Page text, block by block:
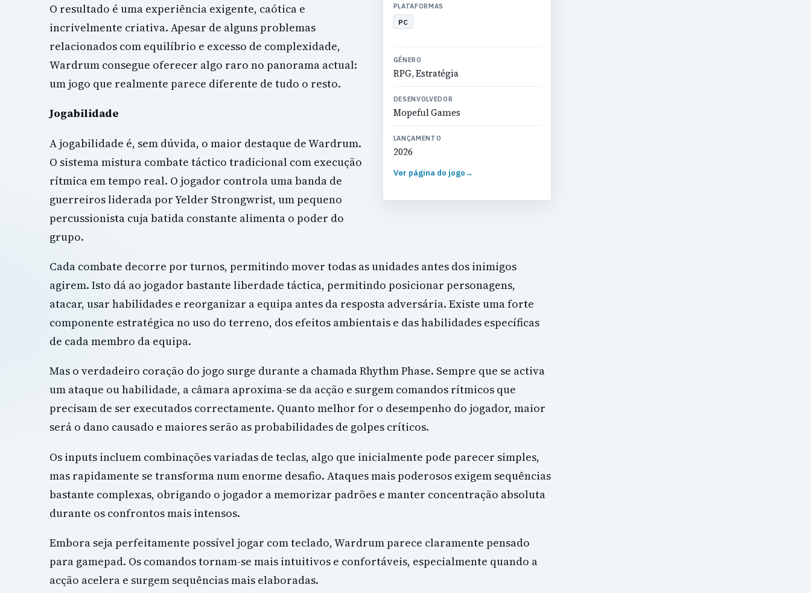
PLATAFORMAS
PC
GÉNERO
RPG, Estratégia
DESENVOLVEDOR
Mopeful Games
LANÇAMENTO
2026
Ver página do jogo→
O resultado é uma experiência exigente, caótica e
incrivelmente criativa. Apesar de alguns problemas
relacionados com equilíbrio e excesso de complexidade,
Wardrum consegue oferecer algo raro no panorama actual:
um jogo que realmente parece diferente de tudo o resto.
Jogabilidade
A jogabilidade é, sem dúvida, o maior destaque de Wardrum.
O sistema mistura combate táctico tradicional com execução
rítmica em tempo real. O jogador controla uma banda de
guerreiros liderada por Yelder Strongwrist, um pequeno
percussionista cuja batida constante alimenta o poder do
grupo.
Cada combate decorre por turnos, permitindo mover todas as unidades antes dos inimigos
agirem. Isto dá ao jogador bastante liberdade táctica, permitindo posicionar personagens,
atacar, usar habilidades e reorganizar a equipa antes da resposta adversária. Existe uma forte
componente estratégica no uso do terreno, dos efeitos ambientais e das habilidades específicas
de cada membro da equipa.
Mas o verdadeiro coração do jogo surge durante a chamada Rhythm Phase. Sempre que se activa
um ataque ou habilidade, a câmara aproxima-se da acção e surgem comandos rítmicos que
precisam de ser executados correctamente. Quanto melhor for o desempenho do jogador, maior
será o dano causado e maiores serão as probabilidades de golpes críticos.
Os inputs incluem combinações variadas de teclas, algo que inicialmente pode parecer simples,
mas rapidamente se transforma num enorme desafio. Ataques mais poderosos exigem sequências
bastante complexas, obrigando o jogador a memorizar padrões e manter concentração absoluta
durante os confrontos mais intensos.
Embora seja perfeitamente possível jogar com teclado, Wardrum parece claramente pensado
para gamepad. Os comandos tornam-se mais intuitivos e confortáveis, especialmente quando a
acção acelera e surgem sequências mais elaboradas.